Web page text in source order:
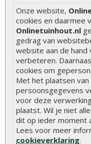
Onze website,
cookies en daarmee
Onlinetuinhout.nl
gedrag van
website aan de
verbeteren.
cookies om
Met het plaatsen
persoonsgegevens
voor deze
plaatst. Wil je niet
dit op ieder moment
Lees voor meer
cookieverklaring.
De 9 beste
Stijlvolle houtsoorten
Duurzame tuin
Welke palen voor een
Alle populaire
Tuinhout
Schutting
Vlonderplanken